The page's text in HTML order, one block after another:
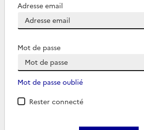
Adresse email
Mot de passe
Mot de passe oublié
Rester connecté